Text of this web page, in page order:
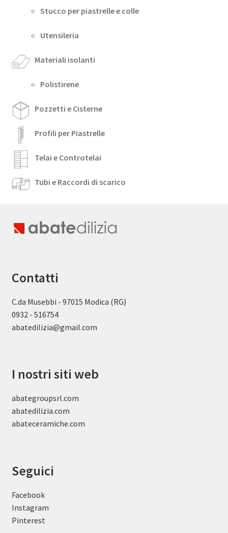
Stucco per piastrelle e colle
Utensileria
Materiali isolanti
Polistirene
Pozzetti e Cisterne
Profili per Piastrelle
Telai e Controtelai
Tubi e Raccordi di scarico
Contatti
C.da Musebbi - 97015 Modica (RG)
0932 - 516754
abatedilizia@gmail.com
I nostri siti web
abategroupsrl.com
abatedilizia.com
abateceramiche.com
Seguici
Facebook
Instagram
Pinterest